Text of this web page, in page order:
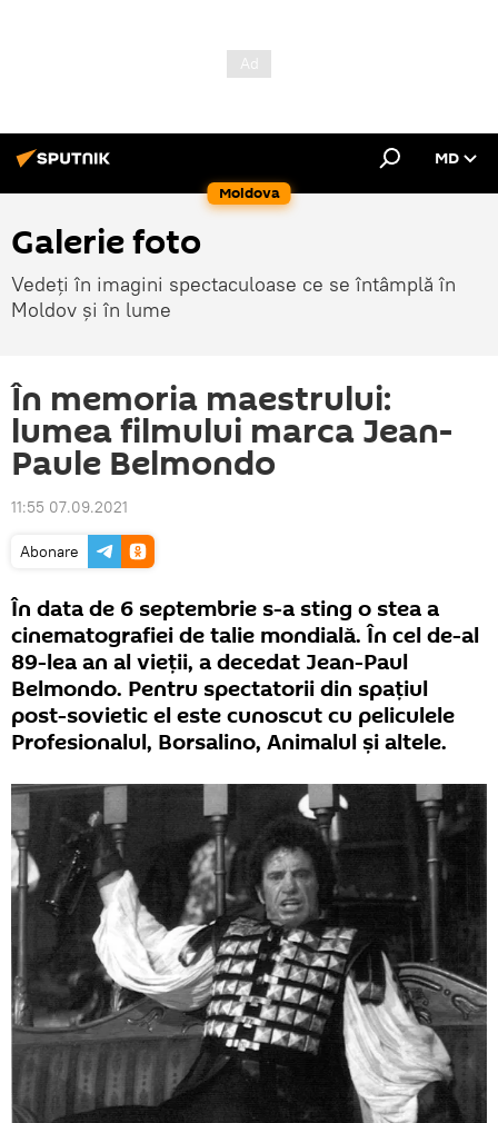
Moldova
MD
Galerie foto
Vedeți în imagini spectaculoase ce se întâmplă în
Moldov și în lume
În memoria maestrului:
lumea filmului marca Jean-
Paule Belmondo
11:55 07.09.2021
Abonare
În data de 6 septembrie s-a sting o stea a
cinematografiei de talie mondială. În cel de-al
89-lea an al vieții, a decedat Jean-Paul
Belmondo. Pentru spectatorii din spațiul
post-sovietic el este cunoscut cu peliculele
Profesionalul, Borsalino, Animalul și altele.